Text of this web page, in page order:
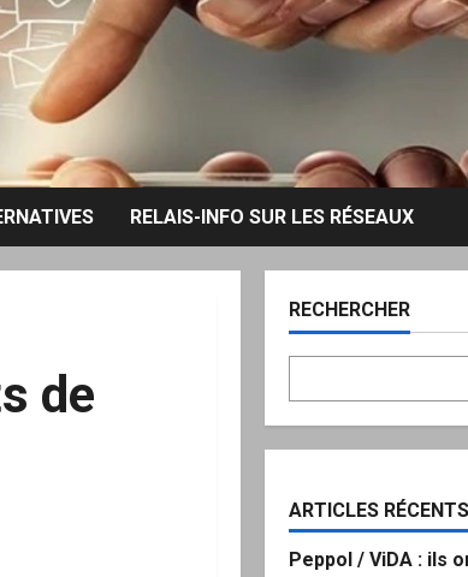
RELAIS-INFO SUR LES RÉSEAUX
de
RECHERCHER
ARTICLES RÉCENTS
Peppol / ViDA : ils